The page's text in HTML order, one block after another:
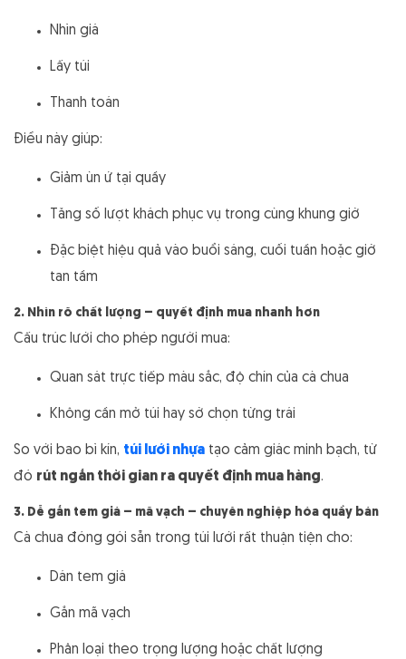
Nhìn giá
Lấy túi
Thanh toán
Điều này giúp:
Giảm ùn ứ tại quầy
Tăng số lượt khách phục vụ trong cùng khung giờ
Đặc biệt hiệu quả vào buổi sáng, cuối tuần hoặc giờ
tan tầm
2. Nhìn rõ chất lượng – quyết định mua nhanh hơn
Cấu trúc lưới cho phép người mua:
Quan sát trực tiếp màu sắc, độ chín của cà chua
Không cần mở túi hay sờ chọn từng trái
So với bao bì kín, túi lưới nhựa tạo cảm giác minh bạch, từ
đó rút ngắn thời gian ra quyết định mua hàng.
3. Dễ gắn tem giá – mã vạch – chuyên nghiệp hóa quầy bán
Cà chua đóng gói sẵn trong túi lưới rất thuận tiện cho:
Dán tem giá
Gắn mã vạch
Phân loại theo trọng lượng hoặc chất lượng